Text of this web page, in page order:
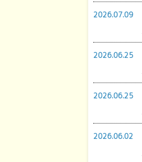
2026.07.09
2026.06.25
2026.06.25
2026.06.02